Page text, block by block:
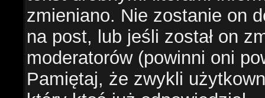
zmieniano. Nie zostanie on
na post, lub jeśli został on
moderatorów (powinni oni
Pamiętaj, że zwykli